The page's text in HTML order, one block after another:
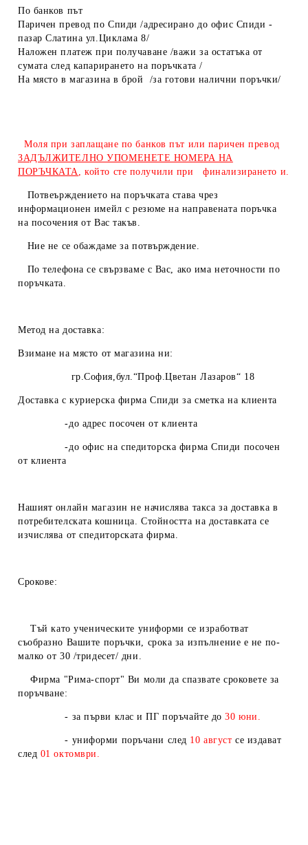
По банков път
Паричен превод по Спиди /адресирано до офис Спиди -
пазар Слатина ул.Циклама 8/
Наложен платеж при получаване /важи за остатъка от
сумата след капарирането на поръчката /
На място в магазина в брой /за готови налични поръчки/
Моля при заплащане по банков път или паричен превод
ЗАДЪЛЖИТЕЛНО УПОМЕНЕТЕ НОМЕРА НА
ПОРЪЧКАТА, който сте получили при финализирането и.
Потвеърждението на поръчката става чрез
информационен имейл с резюме на направената поръчка
на посочения от Вас такъв.
Ние не се обаждаме за потвърждение.
По телефона се свързваме с Вас, ако има неточности по
поръчката.
Метод на доставка:
Взимане на място от магазина ни:
гр.София,бул.“Проф.Цветан Лазаров“ 18
Доставка с куриерска фирма Спиди за сметка на клиента
-до адрес посочен от клиента
-до офис на спедиторска фирма Спиди посочен
от клиента
Нашият онлайн магазин не начислява такса за доставка в
потребителската кошница. Стойността на доставката се
изчислява от спедиторската фирма.
Срокове:
Тъй като ученическите униформи се изработват
съобразно Вашите поръчки, срока за изпълнение е не по-
малко от 30 /тридесет/ дни.
Фирма "Рима-спорт" Ви моли да спазвате сроковете за
поръчване:
- за първи клас и ПГ поръчайте до30 юни.
- униформи поръчани след 10 август се издават
след 01 октомври.